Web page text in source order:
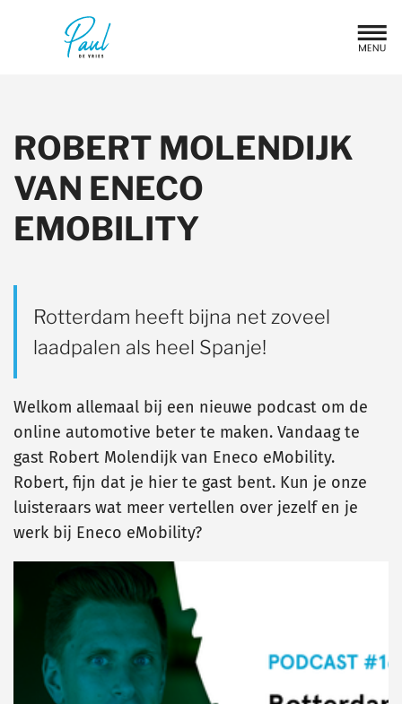
ROBERT MOLENDIJK
VAN ENECO
EMOBILITY
Rotterdam heeft bijna net zoveel
laadpalen als heel Spanje!
Welkom allemaal bij een nieuwe podcast om de
online automotive beter te maken. Vandaag te
gast Robert Molendijk van Eneco eMobility.
Robert, fijn dat je hier te gast bent. Kun je onze
luisteraars wat meer vertellen over jezelf en je
werk bij Eneco eMobility?